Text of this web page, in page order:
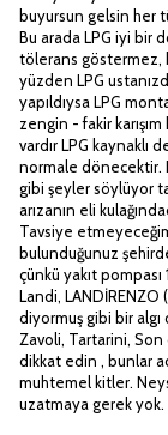
buyursun gelsin her
Bu arada LPG iyi bir
tölerans göstermez,
yüzden LPG
yapıldıysa LPG
zengin - fakir
vardır LPG kaynaklı
normale dönecektir.
gibi şeyler söylüyor
arızanın eli
Tavsiye
bulunduğunuz
çünkü yakıt
Landi, LANDİRENZO
diyormuş gibi bir
Zavoli, Tartarini,
dikkat edin , bunlar
muhtemel kitler.
uzatmaya gerek yok.